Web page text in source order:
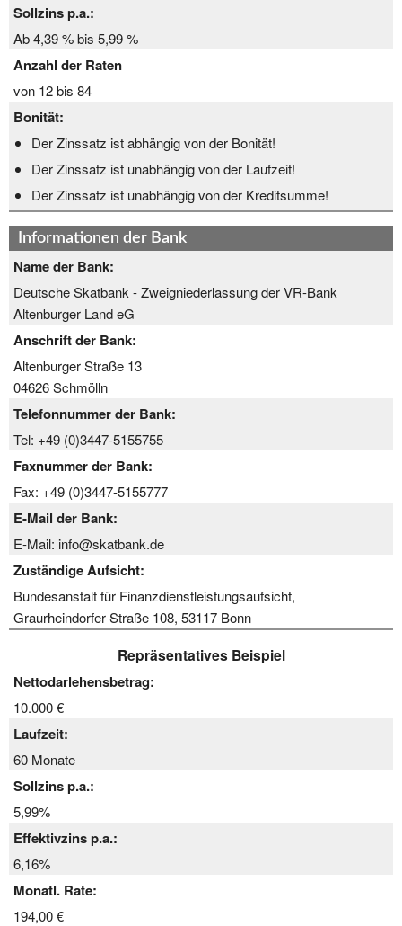
Sollzins p.a.:
Ab 4,39 % bis 5,99 %
Anzahl der Raten
von 12 bis 84
Bonität:
Der Zinssatz ist abhängig von der Bonität!
Der Zinssatz ist unabhängig von der Laufzeit!
Der Zinssatz ist unabhängig von der Kreditsumme!
Informationen der Bank
Name der Bank:
Deutsche Skatbank - Zweigniederlassung der VR-Bank
Altenburger Land eG
Anschrift der Bank:
Altenburger Straße 13
04626 Schmölln
Telefonnummer der Bank:
Tel: +49 (0)3447-5155755
Faxnummer der Bank:
Fax: +49 (0)3447-5155777
E-Mail der Bank:
E-Mail: info@skatbank.de
Zuständige Aufsicht:
Bundesanstalt für Finanzdienstleistungsaufsicht,
Graurheindorfer Straße 108, 53117 Bonn
Repräsentatives Beispiel
Nettodarlehensbetrag:
10.000 €
Laufzeit:
60 Monate
Sollzins p.a.:
5,99%
Effektivzins p.a.:
6,16%
Monatl. Rate:
194,00 €